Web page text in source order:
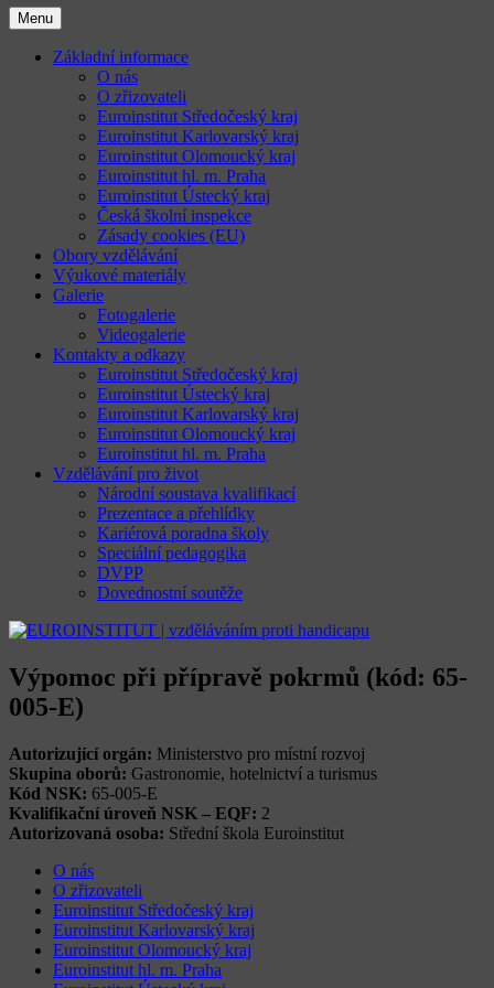
Menu
Základní informace
O nás
O zřizovateli
Euroinstitut Středočeský kraj
Euroinstitut Karlovarský kraj
Euroinstitut Olomoucký kraj
Euroinstitut hl. m. Praha
Euroinstitut Ústecký kraj
Česká školní inspekce
Zásady cookies (EU)
Obory vzdělávání
Výukové materiály
Galerie
Fotogalerie
Videogalerie
Kontakty a odkazy
Euroinstitut Středočeský kraj
Euroinstitut Ústecký kraj
Euroinstitut Karlovarský kraj
Euroinstitut Olomoucký kraj
Euroinstitut hl. m. Praha
Vzdělávání pro život
Národní soustava kvalifikací
Prezentace a přehlídky
Kariérová poradna školy
Speciální pedagogika
DVPP
Dovednostní soutěže
Výpomoc při přípravě pokrmů (kód: 65-
005-E)
Autorizující orgán: Ministerstvo pro místní rozvoj
Skupina oborů: Gastronomie, hotelnictví a turismus
Kód NSK: 65-005-E
Kvalifikační úroveň NSK – EQF: 2
Autorizovaná osoba: Střední škola Euroinstitut
O nás
O zřizovateli
Euroinstitut Středočeský kraj
Euroinstitut Karlovarský kraj
Euroinstitut Olomoucký kraj
Euroinstitut hl. m. Praha